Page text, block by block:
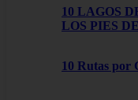
10 LAGOS
LOS PIES
10 Rutas por